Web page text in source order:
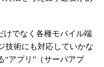
でなく各種モバイル端
技術にも対応していかな
“アプリ”（サーバアプ